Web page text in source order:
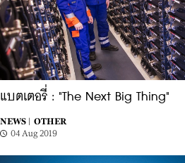
แบตเตอรี่ : "The Next Big Thing"
NEWS |
OTHER
04 Aug 2019